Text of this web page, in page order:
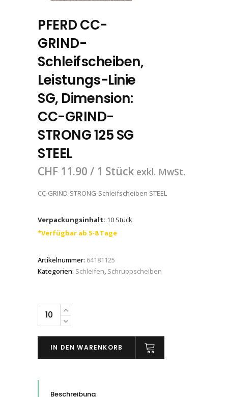
PFERD CC-
GRIND-
Schleifscheiben,
Leistungs-Linie
SG, Dimension:
CC-GRIND-
STRONG 125 SG
STEEL
CHF 11.90 / 1 Stück exkl. MwSt.
CC-GRIND-STRONG-Schleifscheiben STEEL
Verpackungsinhalt: 10 Stück
*Verfügbar ab 5-8 Tage
Artikelnummer: 64181125
Kategorien: Schleifen, Schruppscheiben
PFERD
GRIND-
Schleifscheiben,
IN DEN WARENKORB
Beschreibung